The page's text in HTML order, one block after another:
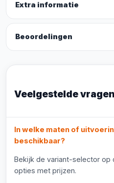
Extra informatie
Beoordelingen
Veelgestelde vragen
In welke maten of
beschikbaar?
Bekijk de variant-selector op
opties met prijzen.